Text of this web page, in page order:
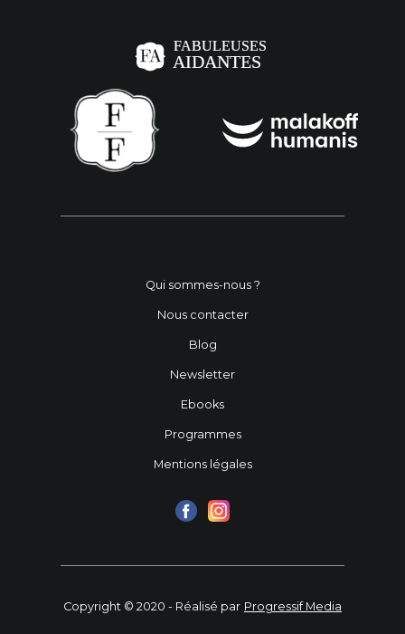
Qui sommes-nous ?
Nous contacter
Blog
Newsletter
Ebooks
Programmes
Mentions légales
Copyright © 2020 - Réalisé par Progressif Media